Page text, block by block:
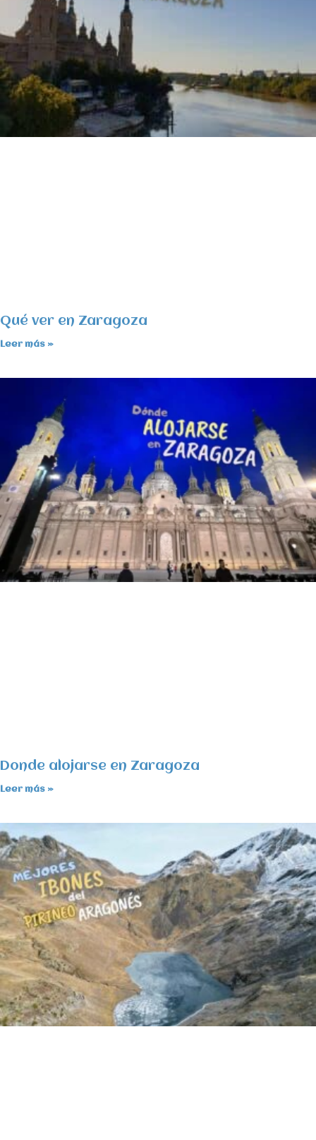
Qué ver en Zaragoza
Leer más »
Donde alojarse en Zaragoza
Leer más »